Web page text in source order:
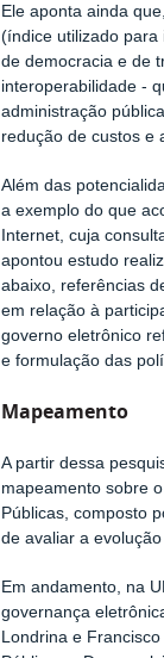
Ele aponta ainda
(índice utilizado para
de democracia e de
interoperabilidade -
administração
redução de custos e
Além das
a exemplo do que
Internet, cuja
apontou estudo
abaixo, referências
em relação à
governo eletrônico
e formulação das
Mapeamento
A partir dessa
mapeamento sobre
Públicas, composto
de avaliar a
Em andamento, na
governança
Londrina e